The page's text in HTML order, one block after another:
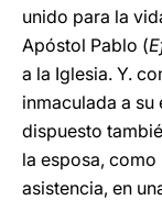
unido para la
Apóstol Pablo (
a la Iglesia. Y.
inmaculada a su
dispuesto
la esposa,
asistencia, en